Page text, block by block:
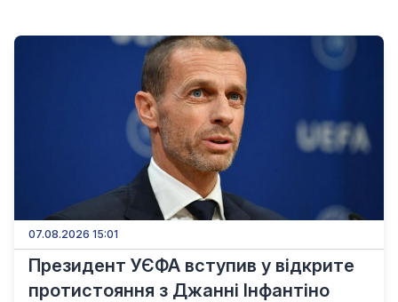
07.08.2026 15:01
Президент УЄФА вступив у відкрите
протистояння з Джанні Інфантіно